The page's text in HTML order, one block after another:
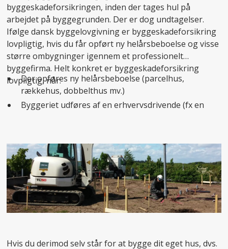
byggeskadeforsikringen, inden der tages hul på
arbejdet på byggegrunden. Der er dog undtagelser.
Ifølge dansk byggelovgivning er byggeskadeforsikring
lovpligtig, hvis du får opført ny helårsbeboelse og visse
større ombygninger igennem et professionelt
byggefirma. Helt konkret er byggeskadeforsikring
lovpligtig, når:
Der opføres ny helårsbeboelse (parcelhus,
rækkehus, dobbelthus mv.)
Byggeriet udføres af en erhvervsdrivende (fx en
sælger huset videre (fx typehusfirmaer)
Hvis du derimod selv står for at bygge dit eget hus, dvs.